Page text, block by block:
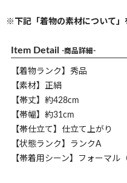
※下記「着物の素材について」
Item Detail -商品詳細-
【着物ランク】秀品
【素材】正絹
【帯丈】約428cm
【帯幅】約31cm
【帯仕立て】仕立て上がり
【状態ランク】ランクA
【帯着用シーン】フォーマル